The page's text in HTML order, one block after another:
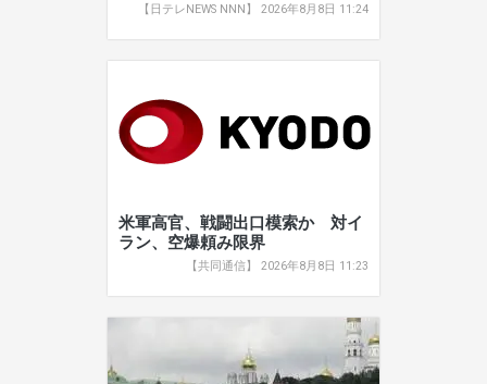
【日テレNEWS NNN】 2026年8月8日 11:24
米軍高官、戦闘出口模索か 対イ
ラン、空爆頼み限界
【共同通信】 2026年8月8日 11:23